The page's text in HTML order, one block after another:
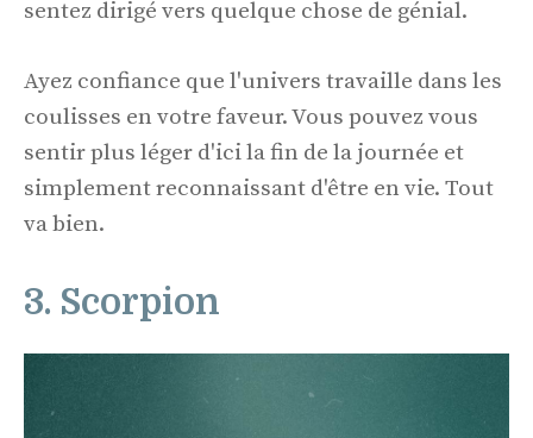
sentez dirigé vers quelque chose de génial.
Ayez confiance que l'univers travaille dans les
coulisses en votre faveur. Vous pouvez vous
sentir plus léger d'ici la fin de la journée et
simplement reconnaissant d'être en vie. Tout
va bien.
3. Scorpion